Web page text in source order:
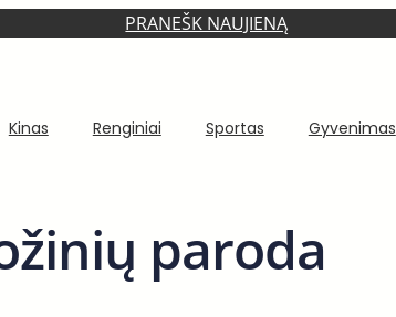
PRANEŠK NAUJIENĄ
Kinas Renginiai Sportas Gyvenimas
paroda